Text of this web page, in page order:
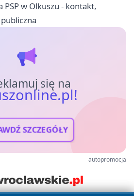
w Olkuszu - kontakt,
się na
SZCZEGÓŁY
autopromocja